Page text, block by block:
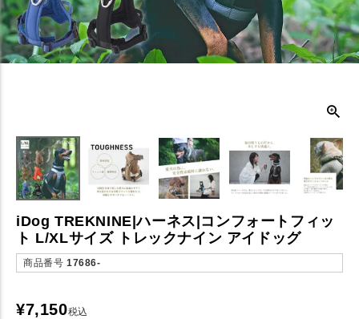
iDog TREKNINE|ハーネス|コンフォートフィッ
ト L/XLサイズ トレックナイン アイドッグ
商品番号 17686-
¥7,150税込